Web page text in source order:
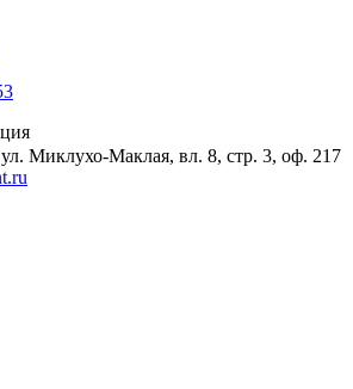
Миклухо-Маклая, вл. 8, стр. 3, оф. 217